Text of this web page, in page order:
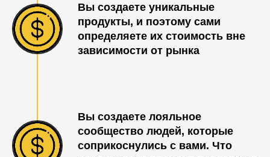
Вы создаете уникальные
продукты, и поэтому сами
определяете их стоимость вне
зависимости от рынка
Вы создаете лояльное
сообщество людей, которые
соприкоснулись с вами. Что